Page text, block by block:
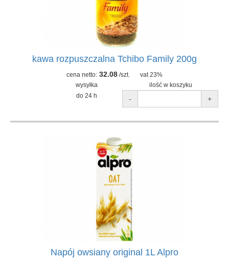
kawa rozpuszczalna Tchibo Family 200g
cena netto: 32.08 /szt.
vat 23%
wysyłka
ilość w koszyku
do 24 h
- +
Napój owsiany original 1L Alpro